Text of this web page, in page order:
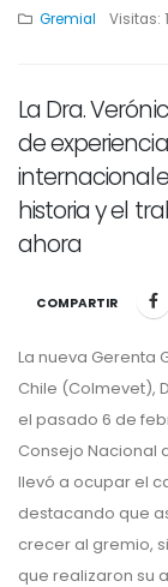
Gremial Visitas:
La Dra.
de
historia y el
ahora
COMPARTIR
La nueva Gerenta
Chile (Colmevet),
el pasado 6 de
Consejo Nacional
llevó a ocupar el
destacando que
crecer al gremio,
que realizaron su